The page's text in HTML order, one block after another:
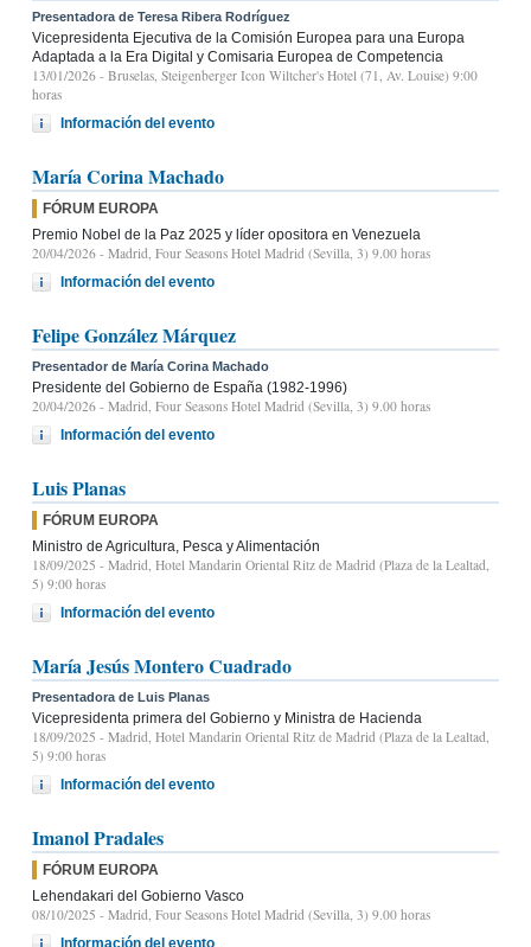
Presentadora de Teresa Ribera Rodríguez
Vicepresidenta Ejecutiva de la Comisión Europea para una Europa
Adaptada a la Era Digital y Comisaria Europea de Competencia
13/01/2026 - Bruselas, Steigenberger Icon Wiltcher's Hotel (71, Av. Louise) 9:00
horas
Información del evento
María Corina Machado
FÓRUM EUROPA
Premio Nobel de la Paz 2025 y líder opositora en Venezuela
20/04/2026 - Madrid, Four Seasons Hotel Madrid (Sevilla, 3) 9.00 horas
Información del evento
Felipe González Márquez
Presentador de María Corina Machado
Presidente del Gobierno de España (1982-1996)
20/04/2026 - Madrid, Four Seasons Hotel Madrid (Sevilla, 3) 9.00 horas
Información del evento
Luis Planas
FÓRUM EUROPA
Ministro de Agricultura, Pesca y Alimentación
18/09/2025 - Madrid, Hotel Mandarin Oriental Ritz de Madrid (Plaza de la Lealtad,
5) 9:00 horas
Información del evento
María Jesús Montero Cuadrado
Presentadora de Luis Planas
Vicepresidenta primera del Gobierno y Ministra de Hacienda
18/09/2025 - Madrid, Hotel Mandarin Oriental Ritz de Madrid (Plaza de la Lealtad,
5) 9:00 horas
Información del evento
Imanol Pradales
FÓRUM EUROPA
Lehendakari del Gobierno Vasco
08/10/2025 - Madrid, Four Seasons Hotel Madrid (Sevilla, 3) 9.00 horas
Información del evento